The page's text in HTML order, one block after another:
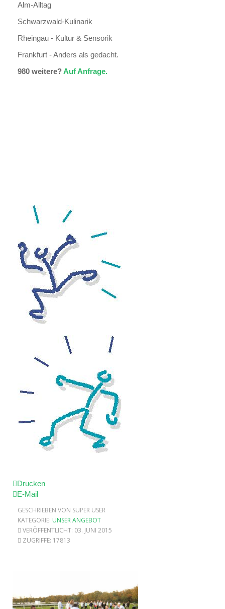
Alm-Alltag
Schwarzwald-Kulinarik
Rheingau - Kultur & Sensorik
Frankfurt - Anders als gedacht.
980 weitere?Auf Anfrage.
Drucken
E-Mail
GESCHRIEBEN VON SUPER USER
KATEGORIE: UNSER ANGEBOT
VERÖFFENTLICHT: 03. JUNI 2015
ZUGRIFFE: 17813